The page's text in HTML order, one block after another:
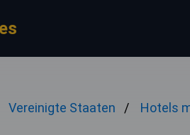
Vereinigte Staaten Hotels